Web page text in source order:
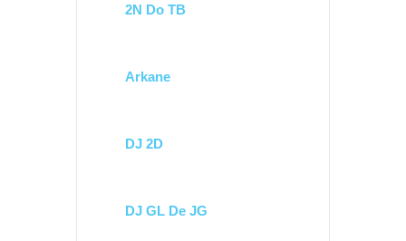
2N Do TB
Arkane
DJ 2D
DJ GL De JG